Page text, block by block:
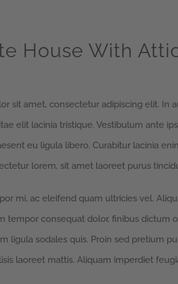
House With
sit amet, consectetur adipiscing elit. In
elit lacinia tristique. Vestibulum ante
eu ligula libero. Curabitur lacinia
lorem, sit amet laoreet purus
mi, ac eleifend quam ultricies vel.
tempor consequat dolor, finibus dictum
ligula sodales quis. Proin sed pretium
laoreet mattis. Aliquam imperdiet